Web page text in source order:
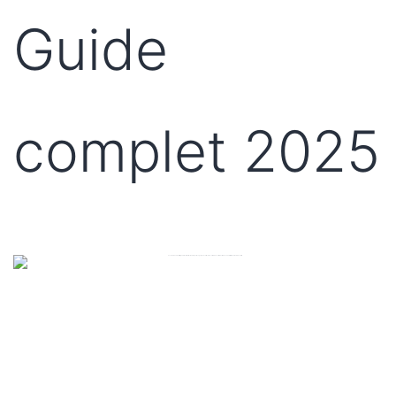
Guide
complet 2025